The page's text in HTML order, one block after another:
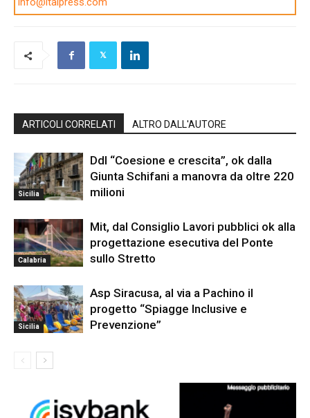
ARTICOLI CORRELATI ALTRO DALL'AUTORE
Sicilia
Ddl “Coesione e crescita”, ok dalla
Giunta Schifani a manovra da oltre 220
milioni
Calabria
Mit, dal Consiglio Lavori pubblici ok alla
progettazione esecutiva del Ponte
sullo Stretto
Sicilia
Asp Siracusa, al via a Pachino il
progetto “Spiagge Inclusive e
Prevenzione”